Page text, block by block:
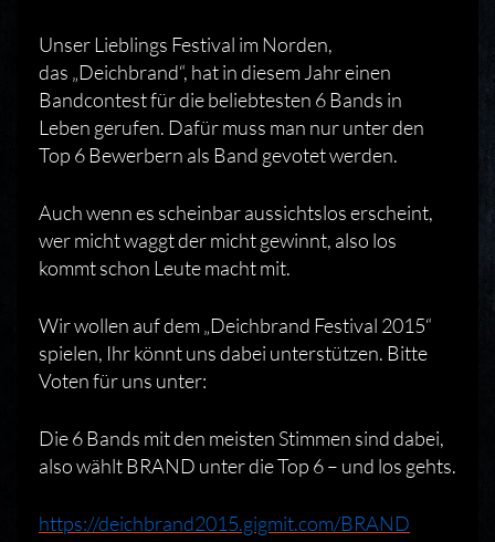
Unser Lieblings Festival im Norden,
das „Deichbrand“, hat in diesem Jahr einen
Bandcontest für die beliebtesten 6 Bands in
Leben gerufen. Dafür muss man nur unter den
Top 6 Bewerbern als Band gevotet werden.
Auch wenn es scheinbar aussichtslos erscheint,
wer micht waggt der micht gewinnt, also los
kommt schon Leute macht mit.
Wir wollen auf dem „Deichbrand Festival 2015“
spielen, Ihr könnt uns dabei unterstützen. Bitte
Voten für uns unter:
Die 6 Bands mit den meisten Stimmen sind dabei,
also wählt BRAND unter die Top 6 – und los gehts.
https://deichbrand2015.gigmit.com/BRAND